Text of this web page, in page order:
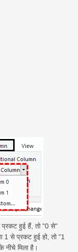
प्रकट हुई हैं, तो "0 से"
1 से प्रकट हुई हो, तो "1
मिला है।